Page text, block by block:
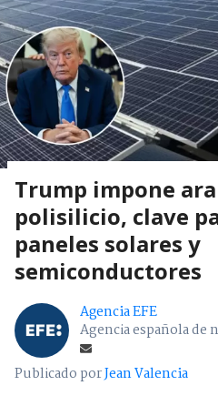
Trump impone
polisilicio, clave
paneles solares y
semiconductores
Agencia EFE
Agencia española de
Publicado porJean Valencia